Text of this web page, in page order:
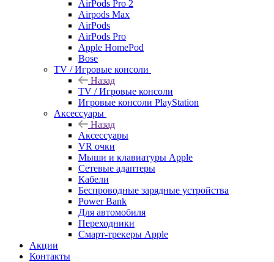
AirPods Pro 2
Airpods Max
AirPods
AirPods Pro
Apple HomePod
Bose
TV / Игровые консоли
Назад
TV / Игровые консоли
Игровые консоли PlayStation
Аксессуары
Назад
Аксессуары
VR очки
Мыши и клавиатуры Apple
Сетевые адаптеры
Кабели
Беспроводные зарядные устройства
Power Bank
Для автомобиля
Переходники
Смарт-трекеры Apple
Акции
Контакты